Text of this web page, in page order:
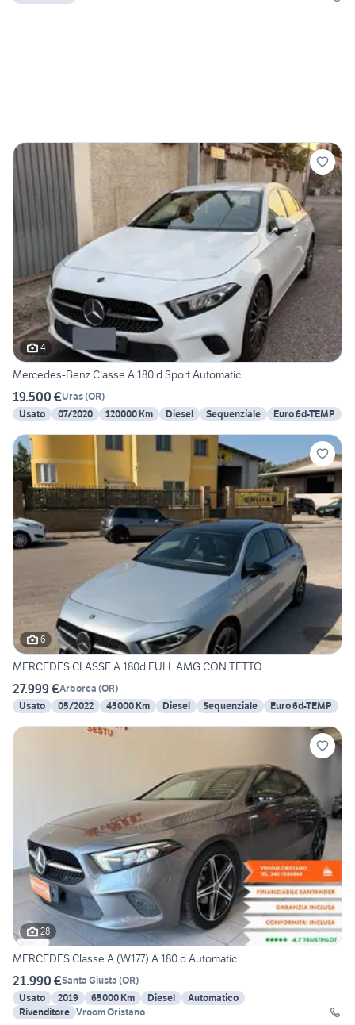
4
Mercedes-Benz Classe A 180 d Sport Automatic
19.500 €Uras(OR)
Usato
07/2020 120000 Km Diesel Sequenziale Euro 6d-TEMP
6
MERCEDES CLASSE A 180d FULL AMG CON TETTO
27.999 €Arborea (OR)
Usato
05/2022 45000 Km Diesel Sequenziale Euro 6d-TEMP
28
MERCEDES Classe A (W177) A 180 d Automatic ...
21.990 €Santa Giusta (OR)
Usato
2019 65000 Km Diesel
Automatico
Rivenditore Vroom Oristano